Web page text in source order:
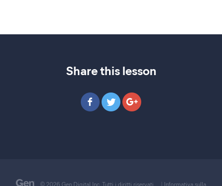
Share this lesson
© 2026 Gen Digital Inc. Tutti i diritti riservati. Informativa sulla